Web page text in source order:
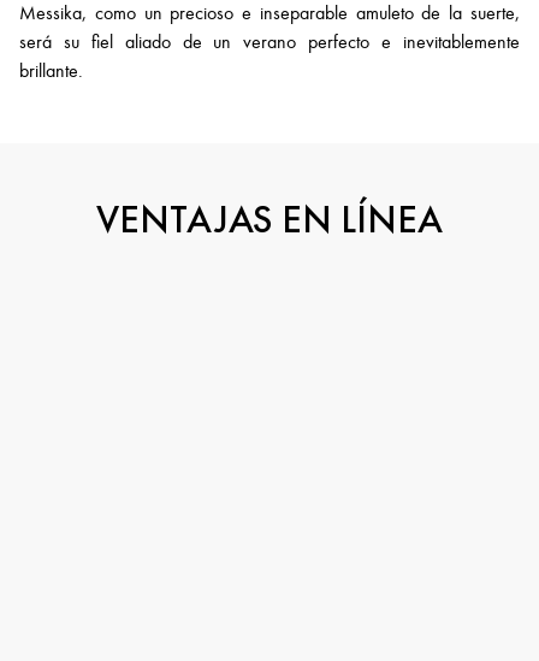
Messika, como un precioso e inseparable amuleto de la suerte,
será su fiel aliado de un verano perfecto e inevitablemente
brillante.
VENTAJAS EN LÍNEA